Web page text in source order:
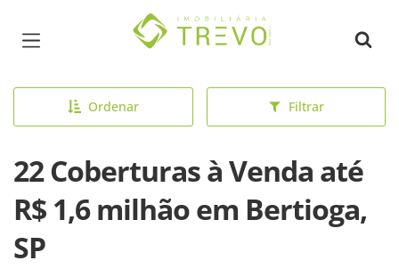
Página inicial
Ordenar Filtrar
22 Coberturas à Venda até
R$ 1,6 milhão em Bertioga,
SP